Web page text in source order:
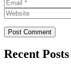
Recent Posts